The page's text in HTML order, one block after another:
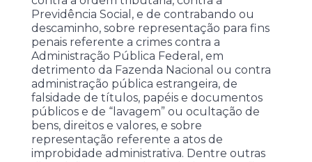
Previdência Social, e de contrabando ou
descaminho, sobre representação para fins
penais referente a crimes contra a
Administração Pública Federal, em
detrimento da Fazenda Nacional ou contra
administração pública estrangeira, de
falsidade de títulos, papéis e documentos
públicos e de “lavagem” ou ocultação de
bens, direitos e valores, e sobre
representação referente a atos de
improbidade administrativa. Dentre outras